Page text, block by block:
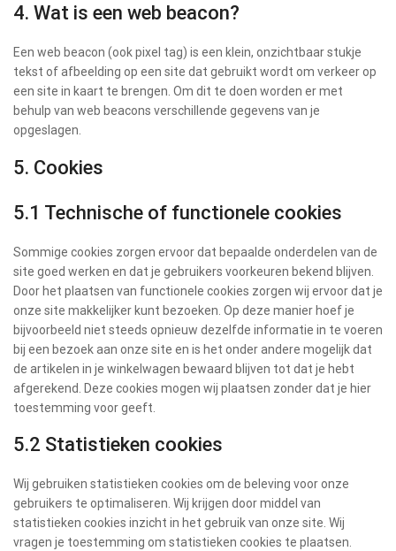
4. Wat is een web beacon?
Een web beacon (ook pixel tag) is een klein, onzichtbaar stukje
tekst of afbeelding op een site dat gebruikt wordt om verkeer op
een site in kaart te brengen. Om dit te doen worden er met
behulp van web beacons verschillende gegevens van je
opgeslagen.
5. Cookies
5.1 Technische of functionele cookies
Sommige cookies zorgen ervoor dat bepaalde onderdelen van de
site goed werken en dat je gebruikers voorkeuren bekend blijven.
Door het plaatsen van functionele cookies zorgen wij ervoor dat je
onze site makkelijker kunt bezoeken. Op deze manier hoef je
bijvoorbeeld niet steeds opnieuw dezelfde informatie in te voeren
bij een bezoek aan onze site en is het onder andere mogelijk dat
de artikelen in je winkelwagen bewaard blijven tot dat je hebt
afgerekend. Deze cookies mogen wij plaatsen zonder dat je hier
toestemming voor geeft.
5.2 Statistieken cookies
Wij gebruiken statistieken cookies om de beleving voor onze
gebruikers te optimaliseren. Wij krijgen door middel van
statistieken cookies inzicht in het gebruik van onze site. Wij
vragen je toestemming om statistieken cookies te plaatsen.